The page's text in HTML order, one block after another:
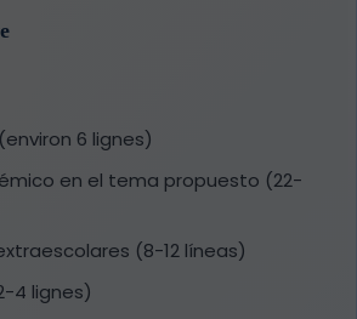
6 lignes)
en el tema propuesto (22-
(8-12 líneas)
4 lignes)